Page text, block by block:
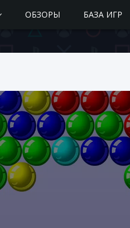
ОБЗОРЫ БАЗА ИГР